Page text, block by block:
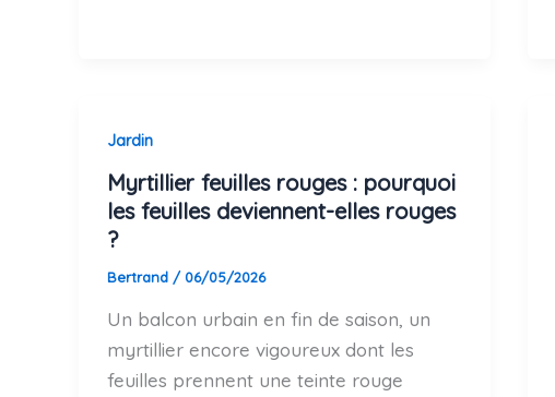
Jardin
Myrtillier feuilles rouges : pourquoi
les feuilles deviennent-elles rouges
?
Bertrand / 06/05/2026
Un balcon urbain en fin de saison, un
myrtillier encore vigoureux dont les
feuilles prennent une teinte rouge